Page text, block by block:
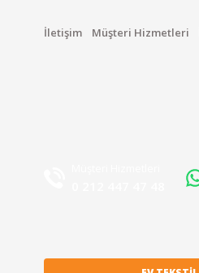
İletişim Müşteri Hizmetleri